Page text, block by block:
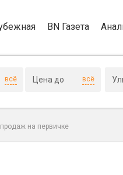
BN Газета
всё всё
на первичке